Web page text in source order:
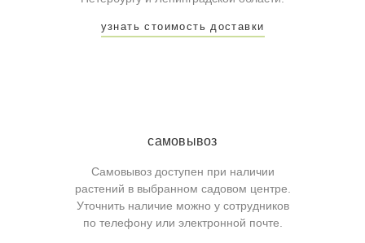
узнать стоимость доставки
самовывоз
Самовывоз доступен при наличии
растений в выбранном садовом центре.
Уточнить наличие можно у сотрудников
по телефону или электронной почте.